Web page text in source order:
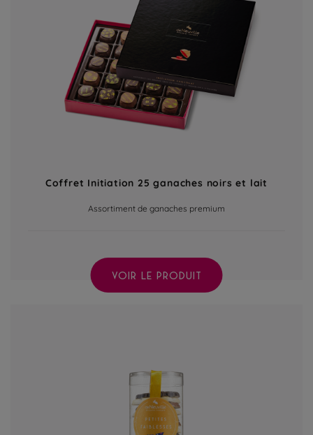
Coffret Initiation 25 ganaches noirs et lait
Assortiment de ganaches premium
VOIR LE PRODUIT